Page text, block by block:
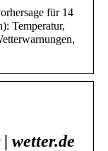
für 14
Temperatur,
wetter.de